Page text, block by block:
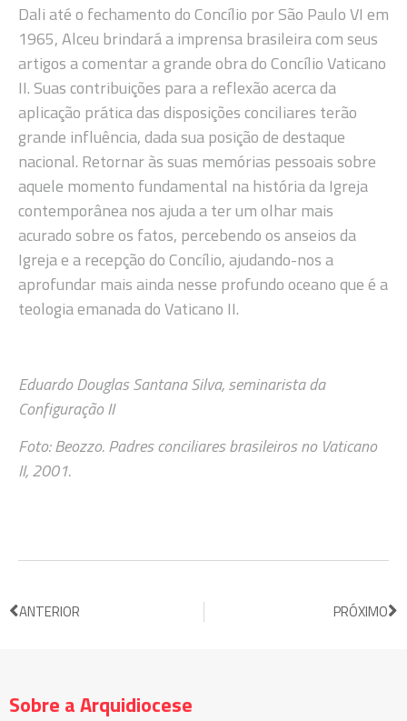
Dali até o fechamento do Concílio por São Paulo VI em
1965, Alceu brindará a imprensa brasileira com seus
artigos a comentar a grande obra do Concílio Vaticano
II. Suas contribuições para a reflexão acerca da
aplicação prática das disposições conciliares terão
grande influência, dada sua posição de destaque
nacional. Retornar às suas memórias pessoais sobre
aquele momento fundamental na história da Igreja
contemporânea nos ajuda a ter um olhar mais
acurado sobre os fatos, percebendo os anseios da
Igreja e a recepção do Concílio, ajudando-nos a
aprofundar mais ainda nesse profundo oceano que é a
teologia emanada do Vaticano II.
Eduardo Douglas Santana Silva, seminarista da
Configuração II
Foto:Beozzo. Padres conciliares brasileiros no Vaticano
II, 2001.
ANTERIOR PRÓXIMO
Sobre a Arquidiocese